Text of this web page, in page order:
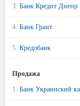
3. Банк Кредит Днепр
4. Банк Грант
5. Кредобанк
Продажа
1. Банк Украинский